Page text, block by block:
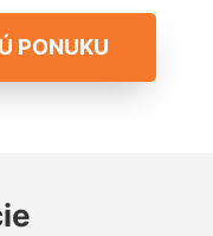
PONUKU